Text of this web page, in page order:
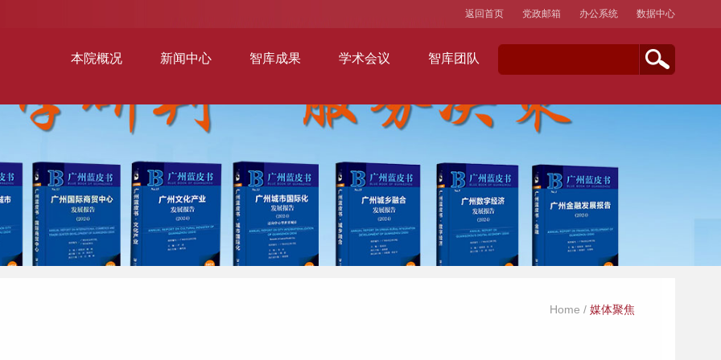
本院概况 新闻中心 智库成果 学术会议 智库团队
返回首页 党政邮箱 办公系统 数据中心
Home / 媒体聚焦